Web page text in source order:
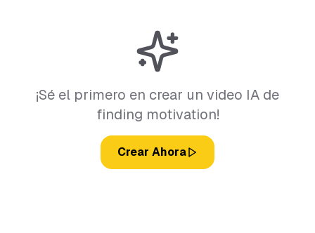
¡Sé el primero en crear un video IA de
finding motivation!
Crear Ahora